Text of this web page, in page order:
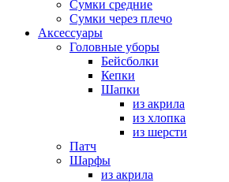
Сумки средние
Сумки через плечо
Аксессуары
Головные уборы
Бейсболки
Кепки
Шапки
из акрила
из хлопка
из шерсти
Патч
Шарфы
из акрила